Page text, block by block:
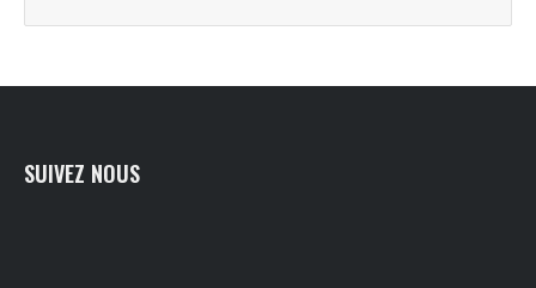
SUIVEZ NOUS